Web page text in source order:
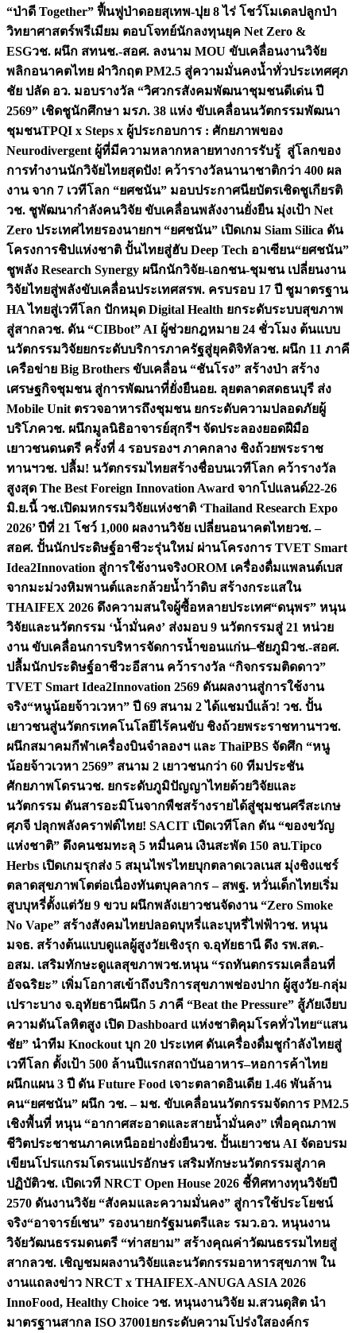
“ป่าดี Together” ฟื้นฟูป่าดอยสุเทพ-ปุย 8 ไร่ โชว์โมเดลปลูกป่า
วิทยาศาสตร์พรีเมียม ตอบโจทย์นักลงทุนยุค Net Zero &
ESGวช. ผนึก สทนช.-สอศ. ลงนาม MOU ขับเคลื่อนงานวิจัย
พลิกอนาคตไทย ฝ่าวิกฤต PM2.5 สู่ความมั่นคงน้ำทั่วประเทศศุภ
ชัย ปลัด อว. มอบรางวัล “วิศวกรสังคมพัฒนาชุมชนดีเด่น ปี
2569” เชิดชูนักศึกษา มรภ. 38 แห่ง ขับเคลื่อนนวัตกรรมพัฒนา
ชุมชนTPQI x Steps x ผู้ประกอบการ : ศักยภาพของ
Neurodivergent ผู้ที่มีความหลากหลายทางการรับรู้ สู่โลกของ
การทำงานนักวิจัยไทยสุดปัง! คว้ารางวัลนานาชาติกว่า 400 ผล
งาน จาก 7 เวทีโลก “ยศชนัน” มอบประกาศนียบัตรเชิดชูเกียรติ
วช. ชูพัฒนากำลังคนวิจัย ขับเคลื่อนพลังงานยั่งยืน มุ่งเป้า Net
Zero ประเทศไทยรองนายกฯ “ยศชนัน” เปิดเกม Siam Silica ดัน
โครงการชิปแห่งชาติ ปั้นไทยสู่ฮับ Deep Tech อาเซียน“ยศชนัน”
ชูพลัง Research Synergy ผนึกนักวิจัย-เอกชน-ชุมชน เปลี่ยนงาน
วิจัยไทยสู่พลังขับเคลื่อนประเทศสรพ. ครบรอบ 17 ปี ชูมาตรฐาน
HA ไทยสู่เวทีโลก ปักหมุด Digital Health ยกระดับระบบสุขภาพ
สู่สากลวช. ดัน “CIBbot” AI ผู้ช่วยกฎหมาย 24 ชั่วโมง ต้นแบบ
นวัตกรรมวิจัยยกระดับบริการภาครัฐสู่ยุคดิจิทัลวช. ผนึก 11 ภาคี
เครือข่าย Big Brothers ขับเคลื่อน “ชันโรง” สร้างป่า สร้าง
เศรษฐกิจชุมชน สู่การพัฒนาที่ยั่งยืนอย. ลุยตลาดสดธนบุรี ส่ง
Mobile Unit ตรวจอาหารถึงชุมชน ยกระดับความปลอดภัยผู้
บริโภควช. ผนึกมูลนิธิอาจารย์สุกรีฯ จัดประลองยอดฝีมือ
เยาวชนดนตรี ครั้งที่ 4 รอบรองฯ ภาคกลาง ชิงถ้วยพระราช
ทานฯวช. ปลื้ม! นวัตกรรมไทยสร้างชื่อบนเวทีโลก คว้ารางวัล
สูงสุด The Best Foreign Innovation Award จากโปแลนด์22-26
มิ.ย.นี้ วช.เปิดมหกรรมวิจัยแห่งชาติ ‘Thailand Research Expo
2026’ ปีที่ 21 โชว์ 1,000 ผลงานวิจัย เปลี่ยนอนาคตไทยวช. –
สอศ. ปั้นนักประดิษฐ์อาชีวะรุ่นใหม่ ผ่านโครงการ TVET Smart
Idea2Innovation สู่การใช้งานจริงOROM เครื่องดื่มแพลนต์เบส
จากมะม่วงหิมพานต์และกล้วยน้ำว้าดิบ สร้างกระแสใน
THAIFEX 2026 ดึงความสนใจผู้ซื้อหลายประเทศ“ดนุพร” หนุน
วิจัยและนวัตกรรม ‘น้ำมั่นคง’ ส่งมอบ 9 นวัตกรรมสู่ 21 หน่วย
งาน ขับเคลื่อนการบริหารจัดการน้ำขอนแก่น–ชัยภูมิวช.-สอศ.
ปลื้มนักประดิษฐ์อาชีวะอีสาน คว้ารางวัล “กิจกรรมติดดาว”
TVET Smart Idea2Innovation 2569 ดันผลงานสู่การใช้งาน
จริง“หนูน้อยจ้าวเวหา” ปี 69 สนาม 2 ได้แชมป์แล้ว! วช. ปั้น
เยาวชนสู่นวัตกรเทคโนโลยีไร้คนขับ ชิงถ้วยพระราชทานฯวช.
ผนึกสมาคมกีฬาเครื่องบินจำลองฯ และ ThaiPBS จัดศึก “หนู
น้อยจ้าวเวหา 2569” สนาม 2 เยาวชนกว่า 60 ทีมประชัน
ศักยภาพโดรนวช. ยกระดับภูมิปัญญาไทยด้วยวิจัยและ
นวัตกรรม ดันสารอะมิโนจากพืชสร้างรายได้สู่ชุมชนศรีสะเกษ
ศุภจี ปลุกพลังคราฟต์ไทย! SACIT เปิดเวทีโลก ดัน “ของขวัญ
แห่งชาติ” ดึงคนชมทะลุ 5 หมื่นคน เงินสะพัด 150 ลบ.Tipco
Herbs เปิดเกมรุกส่ง 5 สมุนไพรไทยบุกตลาดเวลเนส มุ่งชิงแชร์
ตลาดสุขภาพโตต่อเนื่องทันตบุคลากร – สพฐ. หวั่นเด็กไทยเริ่ม
สูบบุหรี่ตั้งแต่วัย 9 ขวบ ผนึกพลังเยาวชนจัดงาน “Zero Smoke
No Vape” สร้างสังคมไทยปลอดบุหรี่และบุหรี่ไฟฟ้าวช. หนุน
มจธ. สร้างต้นแบบดูแลผู้สูงวัยเชิงรุก จ.อุทัยธานี ดึง รพ.สต.-
อสม. เสริมทักษะดูแลสุขภาพวช.หนุน “รถทันตกรรมเคลื่อนที่
อัจฉริยะ” เพิ่มโอกาสเข้าถึงบริการสุขภาพช่องปาก ผู้สูงวัย-กลุ่ม
เปราะบาง จ.อุทัยธานีผนึก 5 ภาคี “Beat the Pressure” สู้ภัยเงียบ
ความดันโลหิตสูง เปิด Dashboard แห่งชาติคุมโรคทั่วไทย“แสน
ชัย” นำทีม Knockout บุก 20 ประเทศ ดันเครื่องดื่มชูกำลังไทยสู่
เวทีโลก ตั้งเป้า 500 ล้านปีแรกสถาบันอาหาร–หอการค้าไทย
ผนึกแผน 3 ปี ดัน Future Food เจาะตลาดอินเดีย 1.46 พันล้าน
คน“ยศชนัน” ผนึก วช. – มช. ขับเคลื่อนนวัตกรรมจัดการ PM2.5
เชิงพื้นที่ หนุน “อากาศสะอาดและสายน้ำมั่นคง” เพื่อคุณภาพ
ชีวิตประชาชนภาคเหนืออย่างยั่งยืนวช. ปั้นเยาวชน AI จัดอบรม
เขียนโปรแกรมโดรนแปรอักษร เสริมทักษะนวัตกรรมสู่ภาค
ปฏิบัติวช. เปิดเวที NRCT Open House 2026 ชี้ทิศทางทุนวิจัยปี
2570 ดันงานวิจัย “สังคมและความมั่นคง” สู่การใช้ประโยชน์
จริง“อาจารย์เชน” รองนายกรัฐมนตรีและ รมว.อว. หนุนงาน
วิจัยวัฒนธรรมดนตรี “ท่าสยาม” สร้างคุณค่าวัฒนธรรมไทยสู่
สากลวช. เชิญชมผลงานวิจัยและนวัตกรรมอาหารสุขภาพ ใน
งานแถลงข่าว NRCT x THAIFEX-ANUGA ASIA 2026
InnoFood, Healthy Choice วช. หนุนงานวิจัย ม.สวนดุสิต นำ
มาตรฐานสากล ISO 37001ยกระดับความโปร่งใสองค์กร